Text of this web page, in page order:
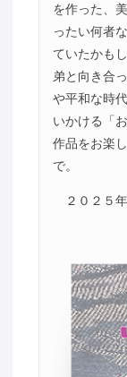
を作った、
ったい何者
ていたかも
弟と向き合
や平和な時
いかける「
作品をお楽
で。
２０２５